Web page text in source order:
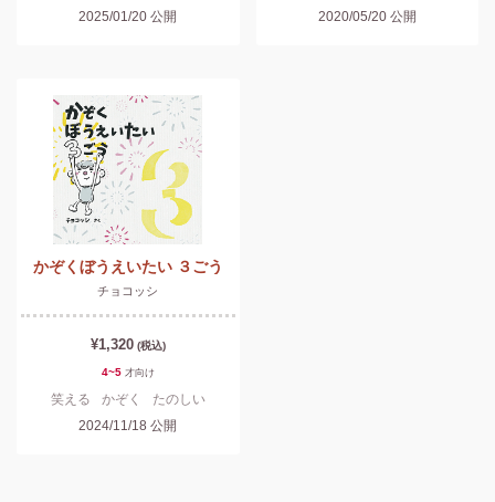
2025/01/20 公開
2020/05/20公開
かぞくぼうえいたい ３ごう
チョコッシ
¥1,320 (税込)
4~5 才向け
笑える かぞく
たのしい
2024/11/18 公開